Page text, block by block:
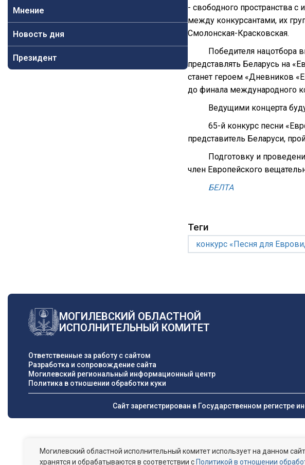
Мнение
Новость дня
Президент
- свободного пространства
между конкурсантами, их
Смолонская-Красковская.
Победителя нацотбора
представлять Беларусь на
станет героем «Дневников
до финала международного
Ведущими концерта
65-й конкурс песни
представитель Беларуси,
Подготовку и
член Европейского
БЕЛТА
Теги
конкурс «Песня для
МОГИЛЕВСКИЙ ОБЛАСТНОЙ
ИСПОЛНИТЕЛЬНЫЙ КОМИТЕТ
Ответственные за работу с сайтом
Разработка и сопровождение сайта
Могилевский региональный информационный центр
Политика в отношении обработки куки
Сайт зарегистрирован в Государственном регистре
Могилевский областной исполнительный комитет использует на данном
хранятся и обрабатываются в соответствии с Политикой в отношении